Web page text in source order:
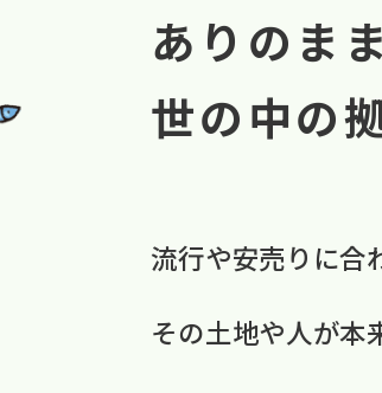
ありのま
世の中の
流行や​安売りに​合
その​土地や​人が​本